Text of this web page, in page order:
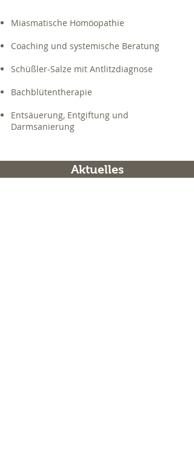
Miasmatische Homöopathie
Coaching und systemische Beratung
Schüßler-Salze mit Antlitzdiagnose
Bachblütentherapie
Entsäuerung, Entgiftung und
Darmsanierung
Aktuelles